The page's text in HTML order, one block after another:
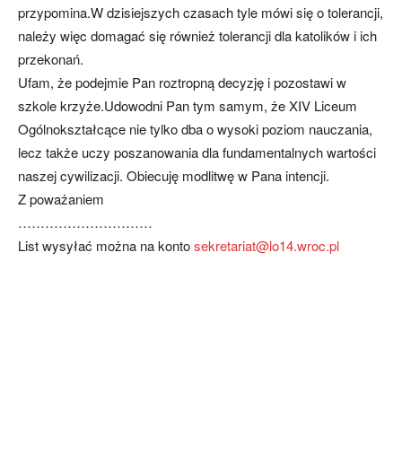
przypomina.W dzisiejszych czasach tyle mówi się o tolerancji,
należy więc domagać się również tolerancji dla katolików i ich
przekonań.
Ufam, że podejmie Pan roztropną decyzję i pozostawi w
szkole krzyże.Udowodni Pan tym samym, że XIV Liceum
Ogólnokształcące nie tylko dba o wysoki poziom nauczania,
lecz także uczy poszanowania dla fundamentalnych wartości
naszej cywilizacji. Obiecuję modlitwę w Pana intencji.
Z poważaniem
…………………………
List wysyłać można na kontosekretariat@lo14.wroc.pl